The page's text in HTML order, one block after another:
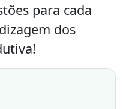
para cada
dos